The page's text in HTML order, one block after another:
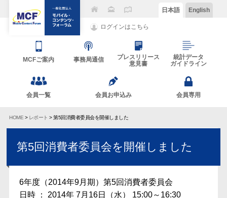
ログインはこちら
日本語 English
MCFご案内 事務局通信
プレスリリース
意見書
統計データ
ガイドライン
会員一覧 会員お申込み 会員専用
HOME > レポート > 第5回消費者委員会を開催しました
第5回消費者委員会を開催しました
6年度（2014年9月期）第5回消費者委員会
日時 ： 2014年 7月16日（水） 15:00～16:30